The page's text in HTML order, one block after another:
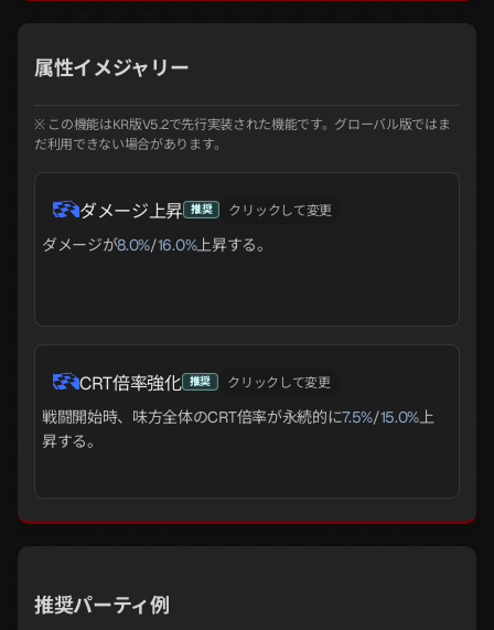
属性イメジャリー
※ この機能はKR版V5.2で先行実装された機能です。グローバル版ではま
だ利用できない場合があります。
ダメージ上昇 推奨 クリックして変更
ダメージが8.0%/16.0%上昇する。
CRT倍率強化 推奨 クリックして変更
戦闘開始時、味方全体のCRT倍率が永続的に7.5%/15.0%上
昇する。
推奨パーティ例